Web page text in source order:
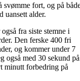
svømme fort, og på
uansett alder.
fra siste stemne i
Den ferske 400 fri
og kommer under 7
også med 30 sekund på
minutt forbedring på